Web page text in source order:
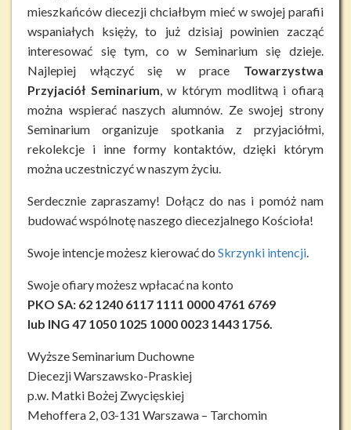
mieszkańców diecezji chciałbym mieć w swojej parafii
wspaniałych księży, to już dzisiaj powinien zacząć
interesować się tym, co w Seminarium się dzieje.
Najlepiej włączyć się w prace Towarzystwa
Przyjaciół Seminarium, w którym modlitwą i ofiarą
można wspierać naszych alumnów. Ze swojej strony
Seminarium organizuje spotkania z przyjaciółmi,
rekolekcje i inne formy kontaktów, dzięki którym
można uczestniczyć w naszym życiu.
Serdecznie zapraszamy! Dołącz do nas i pomóż nam
budować wspólnotę naszego diecezjalnego Kościoła!
Swoje intencje możesz kierować do Skrzynki intencji.
Swoje ofiary możesz wpłacać na konto
PKO SA: 62 1240 6117 1111 0000 4761 6769
lub ING 47 1050 1025 1000 0023 1443 1756.
Wyższe Seminarium Duchowne
Diecezji Warszawsko-Praskiej
p.w. Matki Bożej Zwycięskiej
Mehoffera 2, 03-131 Warszawa – Tarchomin